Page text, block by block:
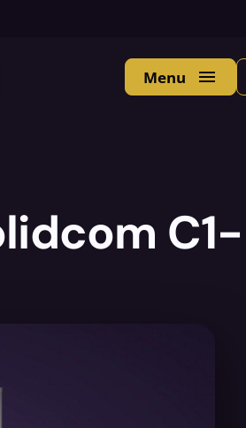
Menu
C1-